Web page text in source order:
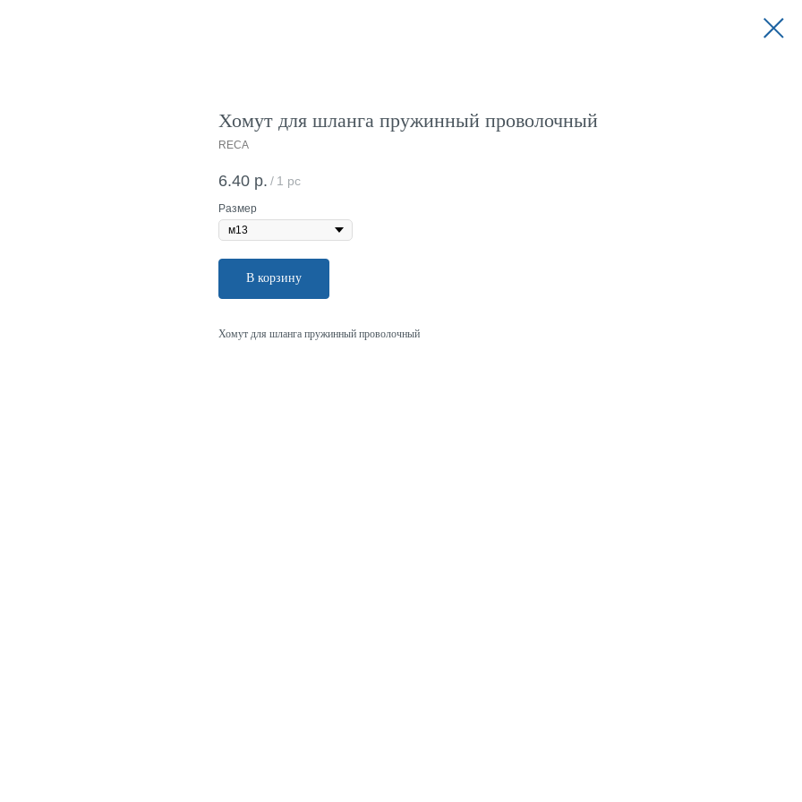
Хомут для шланга пружинный проволочный
RECA
6.40 р. / 1 pc
Размер
В корзину
Хомут для шланга пружинный проволочный